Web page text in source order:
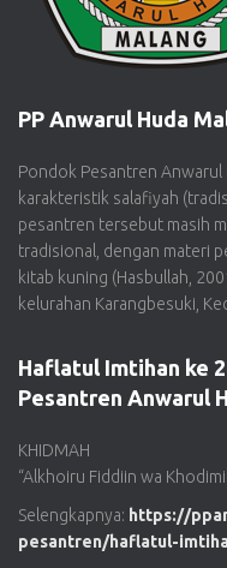
PP Anwarul Huda
Pondok Pesantren
karakteristik salafiyah
pesantren tersebut masih
tradisional, dengan materi
kitab kuning (Hasbullah,
kelurahan Karangbesuki,
Haflatul Imtihan ke
Pesantren Anwarul
KHIDMAH
“Alkhoiru Fiddiin wa
Selengkapnya: https://
pesantren/haflatul-